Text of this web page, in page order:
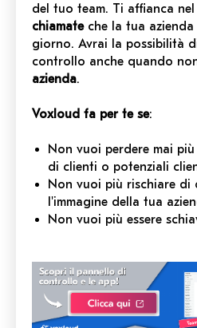
del tuo team. Ti affianca nel
chiamateche la tua
giorno. Avrai la possibilità
controllo anche quando
azienda.
Voxloud fa per te se:
Non vuoi perdere mai
di clienti o potenziali
Non vuoi più rischiare di
l'immagine della tua
Non vuoi più essere